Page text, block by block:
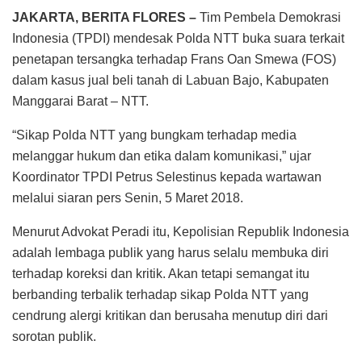
JAKARTA, BERITA FLORES – Tim Pembela Demokrasi
Indonesia (TPDI) mendesak Polda NTT buka suara terkait
penetapan tersangka terhadap Frans Oan Smewa (FOS)
dalam kasus jual beli tanah di Labuan Bajo, Kabupaten
Manggarai Barat – NTT.
“Sikap Polda NTT yang bungkam terhadap media
melanggar hukum dan etika dalam komunikasi,” ujar
Koordinator TPDI Petrus Selestinus kepada wartawan
melalui siaran pers Senin, 5 Maret 2018.
Menurut Advokat Peradi itu, Kepolisian Republik Indonesia
adalah lembaga publik yang harus selalu membuka diri
terhadap koreksi dan kritik. Akan tetapi semangat itu
berbanding terbalik terhadap sikap Polda NTT yang
cendrung alergi kritikan dan berusaha menutup diri dari
sorotan publik.